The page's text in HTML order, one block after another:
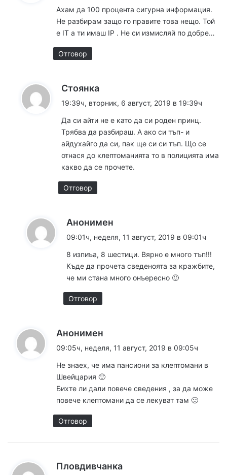
а
:
Ахам да 100 процента сигурна информация.
Не разбирам защо го правите това нещо. Той
е IT а ти имаш IP . Не си измисляй по добре…
Отговор
Стоянка
а
:
19:39ч, вторник, 6 август, 2019 в 19:39ч
Да си айти не е като да си роден принц.
Трябва да разбираш. А ако си тъп- и
айдухайго да си, пак ще си си тъп. Що се
отнася до клептоманията то в полицията има
какво да се прочете.
Отговор
Анонимен
а
:
09:01ч, неделя, 11 август, 2019 в 09:01ч
8 изпиъа, 8 шестици. Вярно е много тъп!!!
Къде да прочета сведеноята за кражбите,
че ми стана много онъересно 🙂
Отговор
Анонимен
а
:
09:05ч, неделя, 11 август, 2019 в 09:05ч
Не знаех, че има пансиони за клептомани в
Швейцария 🙂
Бихте ли дали повече сведения , за да може
повече клептомани да се лекуват там 🙂
Отговор
Пловдивчанка